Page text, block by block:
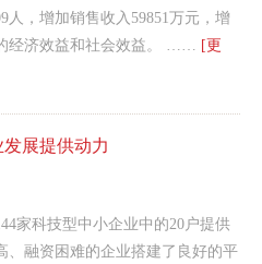
人，增加销售收入59851万元，增
经济效益和社会效益。 …… [更
展提供动力
家科技型中小企业中的20户提供
、融资困难的企业搭建了良好的平